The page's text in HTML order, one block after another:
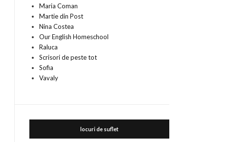
Maria Coman
Martie din Post
Nina Costea
Our English Homeschool
Raluca
Scrisori de peste tot
Sofia
Vavaly
locuri de suflet